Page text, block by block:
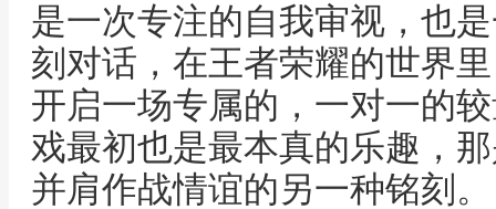
是一次专注的自我审视，也
刻对话，在王者荣耀的世界
开启一场专属的，一对一的
戏最初也是最本真的乐趣，
并肩作战情谊的另一种铭刻。